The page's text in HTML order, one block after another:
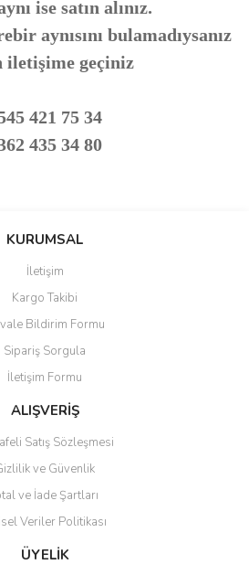
ise satın alınız.
aynısını bulamadıysanız
iletişime geçiniz
421 75 34
435 34 80
ilk yorumu siz yapın!
veya görüntülenemiyor.
bilgiler bulunuyor.
bulunuyor.
daha pahalı.
alternatifler olmalı.
Gönder
KURUMSAL
İletişim
Kargo Takibi
Bildirim Formu
Sipariş Sorgula
İletişim Formu
ALIŞVERİŞ
Satış Sözleşmesi
ve Güvenlik
ve İade Şartları
Veriler Politikası
ÜYELİK